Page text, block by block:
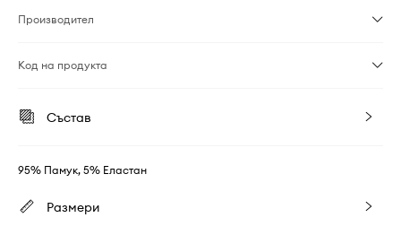
Производител
Код на продукта
Състав
95% Памук, 5% Еластан
Размери